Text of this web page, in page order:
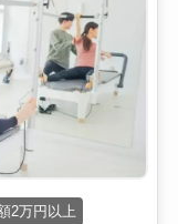
2万円以上